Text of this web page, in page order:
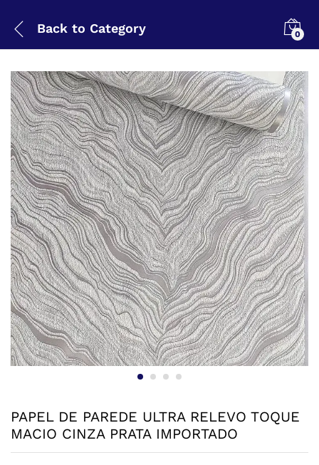
Back to Category 0
PAPEL DE PAREDE ULTRA RELEVO TOQUE
MACIO CINZA PRATA IMPORTADO